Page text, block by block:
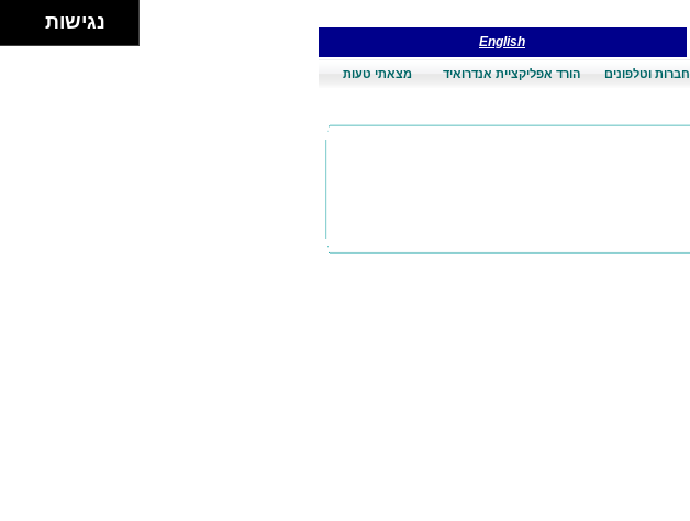
English
חברות וטלפונים הורד אפליקציית אנדרואיד מצאתי טעות
נגישות